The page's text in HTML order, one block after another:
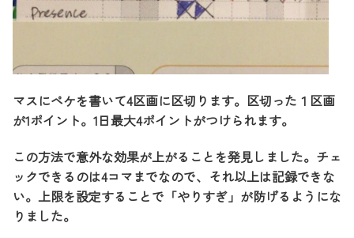
マスにペケを書いて4区画に区切ります。区切った１区画
が1ポイント。1日最大4ポイントがつけられます。
この方法で意外な効果が上がることを発見しました。チェ
ックできるのは4コマまでなので、それ以上は記録できな
い。上限を設定することで「やりすぎ」が防げるようにな
りました。